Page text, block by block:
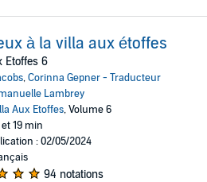
à la villa aux étoffes
Etoffes 6
,Corinna Gepner - Traducteur
Lambrey
Aux Etoffes, Volume 6
et 19 min
: 02/05/2024
94 notations